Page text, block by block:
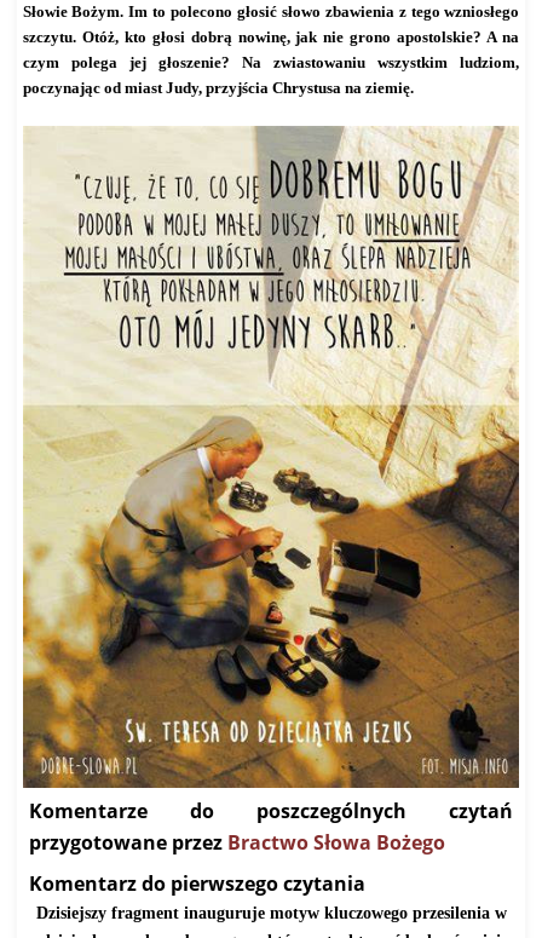
Słowie Bożym. Im to polecono głosić słowo zbawienia z tego wzniosłego
szczytu. Otóż, kto głosi dobrą nowinę, jak nie grono apostolskie? A na
czym polega jej głoszenie? Na zwiastowaniu wszystkim ludziom,
poczynając od miast Judy, przyjścia Chrystusa na ziemię.
Komentarze do poszczególnych czytań
przygotowane przez Bractwo Słowa Bożego
Komentarz do pierwszego czytania
Dzisiejszy fragment inauguruje motyw kluczowego przesilenia w